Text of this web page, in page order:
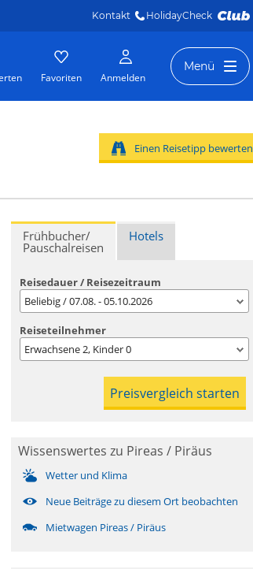
Kontakt HolidayCheck
Favoriten Anmelden
Menü
Einen Reisetipp bewerten
Frühbucher/
Pauschalreisen
Hotels
Reisedauer / Reisezeitraum
Beliebig / 07.08. - 05.10.2026
Reiseteilnehmer
Erwachsene2, Kinder0
Wissenswertes zu Pireas / Piräus
Wetter und Klima
Neue Beiträge zu diesem Ort beobachten
Mietwagen Pireas / Piräus